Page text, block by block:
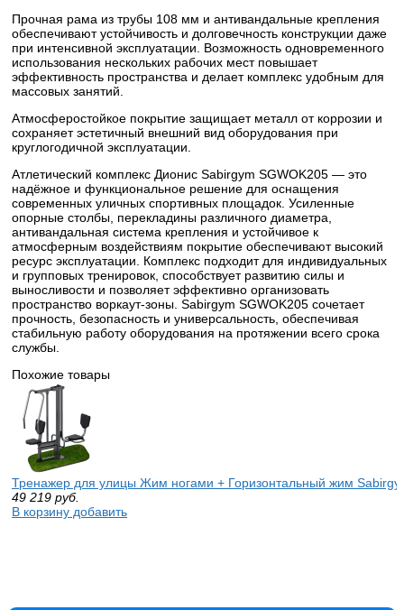
Прочная рама из трубы 108 мм и антивандальные крепления
обеспечивают устойчивость и долговечность конструкции даже
при интенсивной эксплуатации. Возможность одновременного
использования нескольких рабочих мест повышает
эффективность пространства и делает комплекс удобным для
массовых занятий.
Атмосферостойкое покрытие защищает металл от коррозии и
сохраняет эстетичный внешний вид оборудования при
круглогодичной эксплуатации.
Атлетический комплекс Дионис Sabirgym SGWOK205 — это
надёжное и функциональное решение для оснащения
современных уличных спортивных площадок. Усиленные
опорные столбы, перекладины различного диаметра,
антивандальная система крепления и устойчивое к
атмосферным воздействиям покрытие обеспечивают высокий
ресурс эксплуатации. Комплекс подходит для индивидуальных
и групповых тренировок, способствует развитию силы и
выносливости и позволяет эффективно организовать
пространство воркаут-зоны. Sabirgym SGWOK205 сочетает
прочность, безопасность и универсальность, обеспечивая
стабильную работу оборудования на протяжении всего срока
службы.
Похожие товары
Тренажер для улицы Жим ногами + Горизонтальный жим
49 219 руб.
В корзину добавить